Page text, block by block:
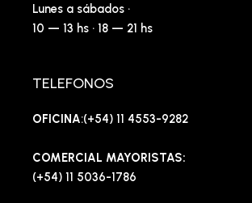
Lunes a sábados ·
10 — 13 hs · 18 — 21 hs
TELEFONOS
OFICINA:(+54) 11 4553-9282
COMERCIAL MAYORISTAS:
(+54) 11 5036-1786